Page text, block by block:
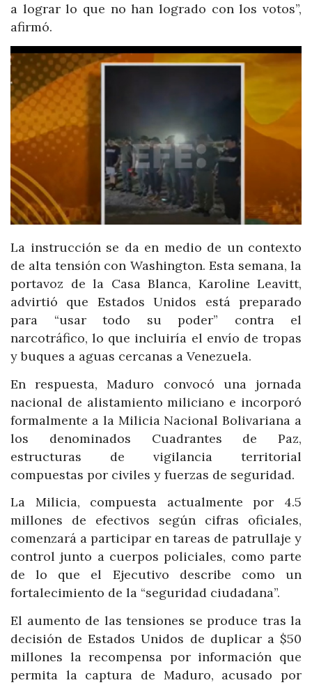
a lograr lo que no han logrado con los votos”,
afirmó.
La instrucción se da en medio de un contexto
de alta tensión con Washington. Esta semana, la
portavoz de la Casa Blanca, Karoline Leavitt,
advirtió que Estados Unidos está preparado
para “usar todo su poder” contra el
narcotráfico, lo que incluiría el envío de tropas
y buques a aguas cercanas a Venezuela.
En respuesta, Maduro convocó una jornada
nacional de alistamiento miliciano e incorporó
formalmente a la Milicia Nacional Bolivariana a
los denominados Cuadrantes de Paz,
estructuras de vigilancia territorial
compuestas por civiles y fuerzas de seguridad.
La Milicia, compuesta actualmente por 4.5
millones de efectivos según cifras oficiales,
comenzará a participar en tareas de patrullaje y
control junto a cuerpos policiales, como parte
de lo que el Ejecutivo describe como un
fortalecimiento de la “seguridad ciudadana”.
El aumento de las tensiones se produce tras la
decisión de Estados Unidos de duplicar a $50
millones la recompensa por información que
permita la captura de Maduro, acusado por